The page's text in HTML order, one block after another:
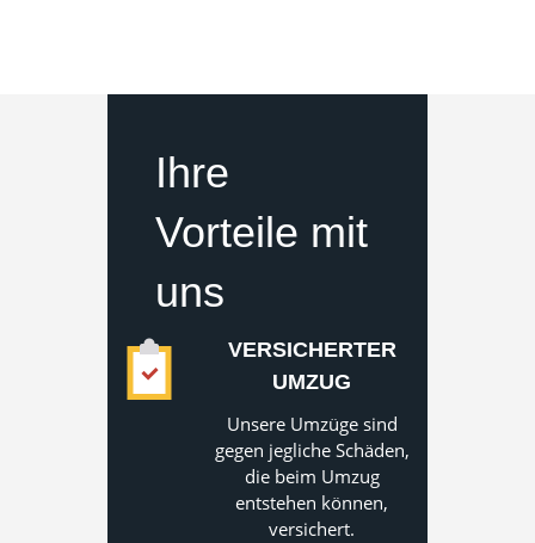
Ihre
Vorteile mit
uns
VERSICHERTER
UMZUG
Unsere Umzüge sind
gegen jegliche Schäden,
die beim Umzug
entstehen können,
versichert.